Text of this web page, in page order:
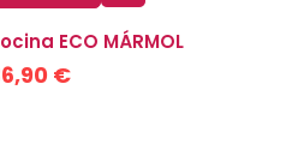
ECO MÁRMOL
€